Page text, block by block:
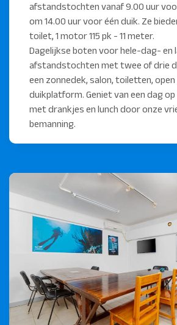
afstandstochten vanaf 9.00 uur
om 14.00 uur voor één duik. Ze
toilet, 1 motor 115 pk - 11 meter.
Dagelijkse boten voor hele-dag- en
afstandstochten met twee of drie
een zonnedek, salon, toiletten,
duikplatform. Geniet van een dag
met drankjes en lunch door onze
bemanning.